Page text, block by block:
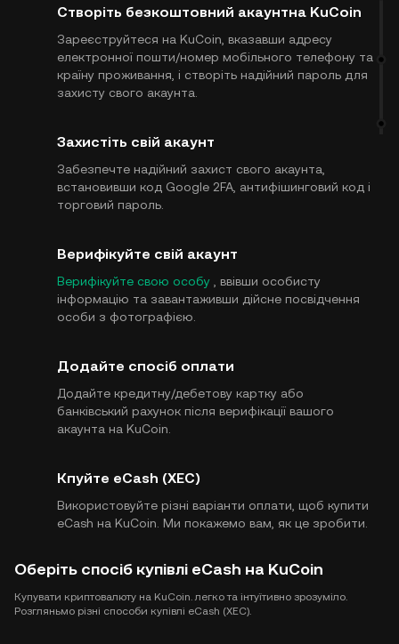
Створіть безкоштовний акаунт​на KuCoin
Зареєструйтеся на KuCoin, вказавши адресу
електронної пошти/номер мобільного телефону та
країну проживання, і створіть надійний пароль для
захисту свого акаунта.
Захистіть свій акаунт
Забезпечте надійний захист свого акаунта,
встановивши код Google 2FA, антифішинговий код і
торговий пароль.
Верифікуйте свій акаунт
Верифікуйте свою особу
, ввівши особисту
інформацію та завантаживши дійсне посвідчення
особи з фотографією.
Додайте спосіб оплати
Додайте кредитну/дебетову картку або
банківський рахунок після верифікації вашого
акаунта на KuCoin.
Кпуйте eCash (XEC)
Використовуйте різні варіанти оплати, щоб купити
eCash на KuCoin. Ми покажемо вам, як це зробити.
Оберіть спосіб купівлі eCash на KuCoin
Купувати криптовалюту на KuCoin. легко та інтуїтивно зрозуміло.
Розгляньмо різні способи купівлі eCash (XEC).